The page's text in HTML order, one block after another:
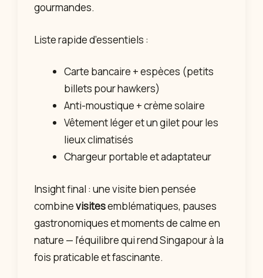
gourmandes.
Liste rapide d’essentiels :
Carte bancaire + espèces (petits
billets pour hawkers)
Anti-moustique + crème solaire
Vêtement léger et un gilet pour les
lieux climatisés
Chargeur portable et adaptateur
Insight final : une visite bien pensée
combinevisitesemblématiques, pauses
gastronomiques et moments de calme en
nature — l’équilibre qui rend Singapour à la
fois praticable et fascinante.